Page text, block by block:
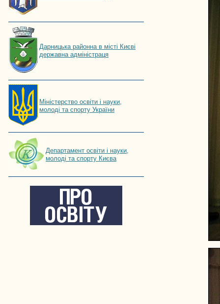
Дарницька районна в місті Києві
державна адміністраця
Мiнiстерство освiти і науки,
молоді та спорту України
Департамент освіти і науки,
молоді та спорту Києва